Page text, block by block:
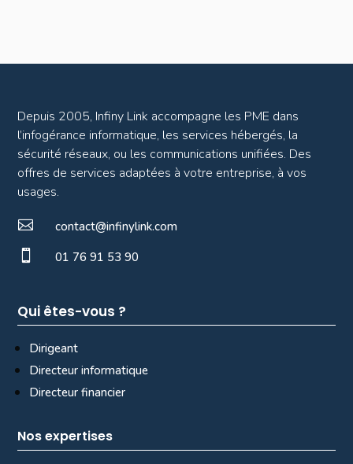
Depuis 2005, Infiny Link accompagne les PME dans
l’infogérance informatique, les services hébergés, la
sécurité réseaux, ou les communications unifiées. Des
offres de services adaptées à votre entreprise, à vos
usages.
 contact@infinylink.com
 01 76 91 53 90
Qui êtes-vous ?
Dirigeant
Directeur informatique
Directeur financier
Nos expertises